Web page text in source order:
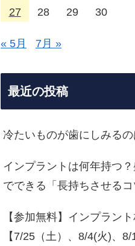
27
28 29 30
« 5月 7月 »
最近の投稿
冷たいものが歯にしみるの
インプラントは何年持つ
でできる「長持ちさせるコ
【参加無料】インプラン
【7/25（土）、8/4(火)、8/